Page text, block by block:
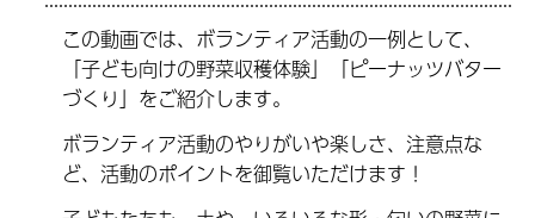
この動画では、ボランティア活動の一例として、
「子ども向けの野菜収穫体験」「ピーナッツバター
づくり」をご紹介します。
ボランティア活動のやりがいや楽しさ、注意点な
ど、活動のポイントを御覧いただけます！